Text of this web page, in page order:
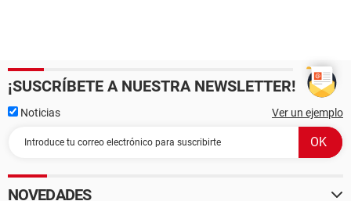
¡SUSCRÍBETE A NUESTRA NEWSLETTER!
Noticias Ver un ejemplo
NOVEDADES